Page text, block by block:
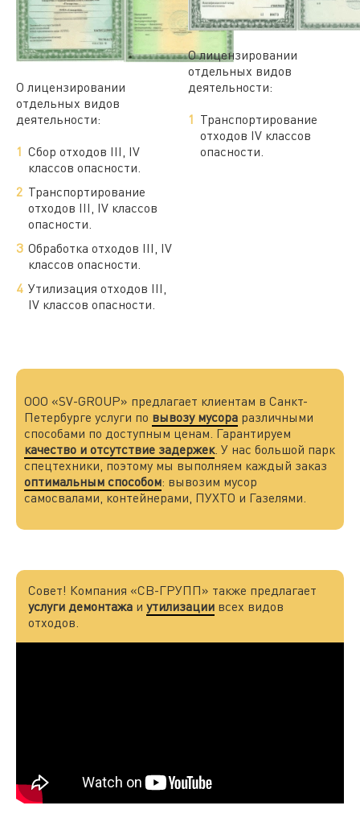
О лицензировании
отдельных видов
деятельности:
Сбор отходов III, IV
классов опасности.
Транспортирование
отходов III, IV классов
опасности.
Обработка отходов III, IV
классов опасности.
Утилизация отходов III,
IV классов опасности.
О лицензировании
отдельных видов
деятельности:
Транспортирование
отходов IV классов
опасности.
ООО «SV-GROUP» предлагает клиентам в Санкт-
Петербурге услуги по вывозу мусора различными
способами по доступным ценам. Гарантируем
качество и отсутствие задержек. У нас большой парк
спецтехники, поэтому мы выполняем каждый заказ
оптимальным способом: вывозим мусор
самосвалами, контейнерами, ПУХТО и Газелями.
Совет! Компания «СВ-ГРУПП» также предлагает
услуги демонтажа и утилизации всех видов
отходов.